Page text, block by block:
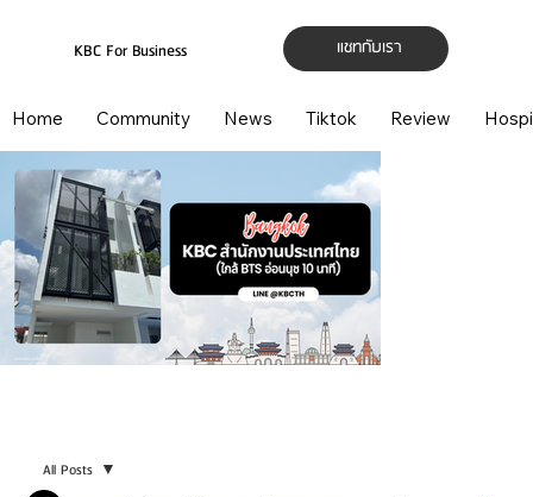
แชทกับเรา
KBC For Business
Home Community News Tiktok Review
All Posts